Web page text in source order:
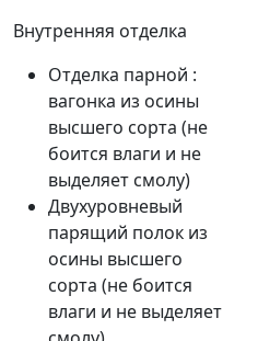
Внутренняя отделка
Отделка парной :
вагонка из осины
высшего сорта (не
боится влаги и не
выделяет смолу)
Двухуровневый
парящий полок из
осины высшего
сорта (не боится
влаги и не выделяет